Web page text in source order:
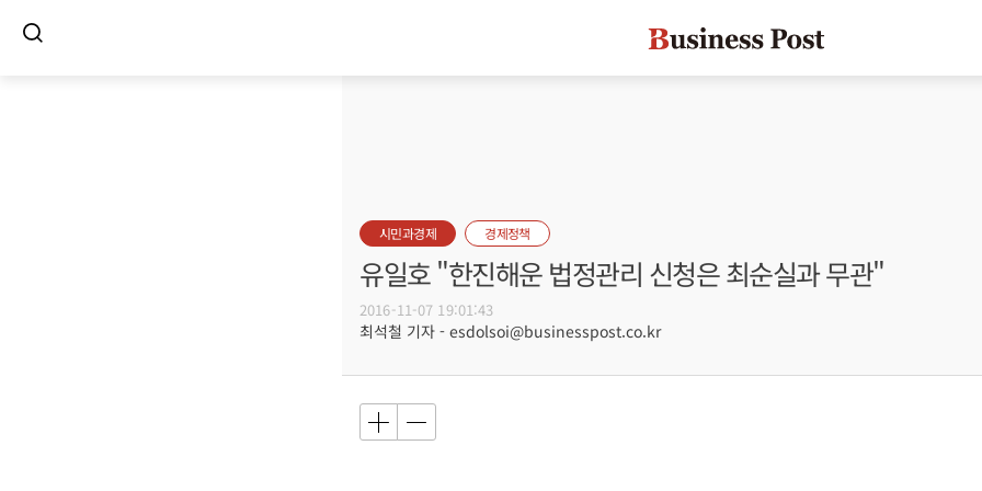
시민과경제 경제정책
유일호 "한진해운 법정관리 신청은 최순실과 무관"
2016-11-07 19:01:43
최석철 기자 - esdolsoi@businesspost.co.kr